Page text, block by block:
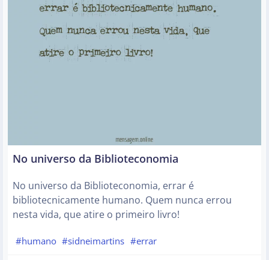
No universo da Biblioteconomia
No universo da Biblioteconomia, errar é
bibliotecnicamente humano. Quem nunca errou
nesta vida, que atire o primeiro livro!
#humano #sidneimartins #errar